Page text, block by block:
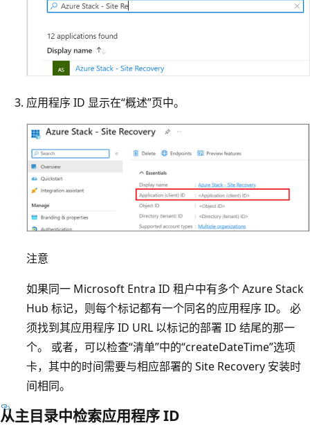
应用程序 ID 显示在“概述”页中。
注意
如果同一 Microsoft Entra ID 租户中有多个 Azure Stack
Hub 标记，则每个标记都有一个同名的应用程序 ID。 必
须找到其应用程序 ID URL 以标记的部署 ID 结尾的那一
个。
或者，可以检查“清单”中的“createDateTime”选项
卡，其中的时间需要与相应部署的 Site Recovery 安装时
间相同。
从主目录中检索应用程序 ID